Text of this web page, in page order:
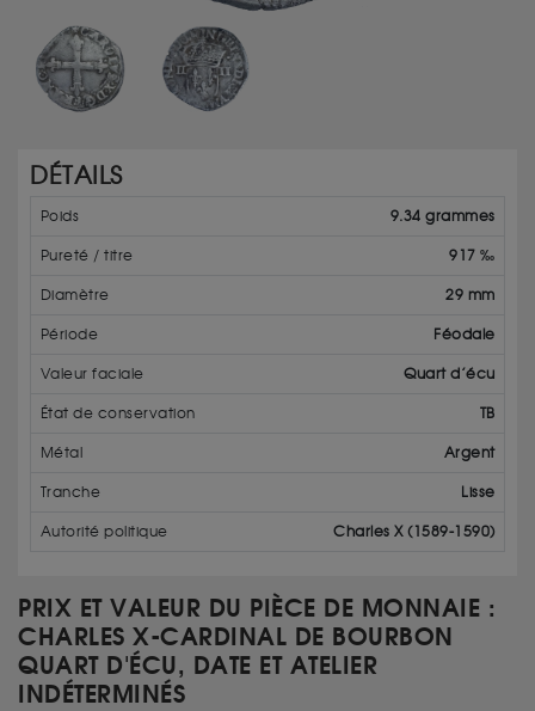
DÉTAILS
Poids 9.34 grammes
Pureté / titre 917 ‰
Diamètre 29 mm
Période Féodale
Valeur faciale Quart d’écu
État de conservation TB
Métal Argent
Tranche Lisse
Autorité politique Charles X (1589-1590)
PRIX ET VALEUR DU PIÈCE DE MONNAIE :
CHARLES X-CARDINAL DE BOURBON
QUART D'ÉCU, DATE ET ATELIER
INDÉTERMINÉS